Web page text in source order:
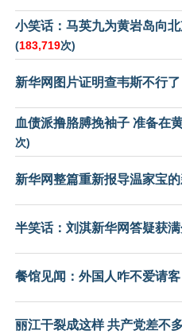
小笑话：马英九为黄岩岛向
(183,719次)
新华网图片证明查韦斯不行了
血债派撸胳膊挽袖子 准备在
次)
新华网整篇重新报导温家宝的
半笑话：刘淇新华网答疑获
餐馆见闻：外国人咋不爱请客
丽江干裂成这样 共产党差不